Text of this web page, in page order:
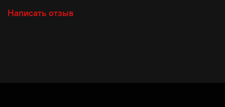
Написать отзыв